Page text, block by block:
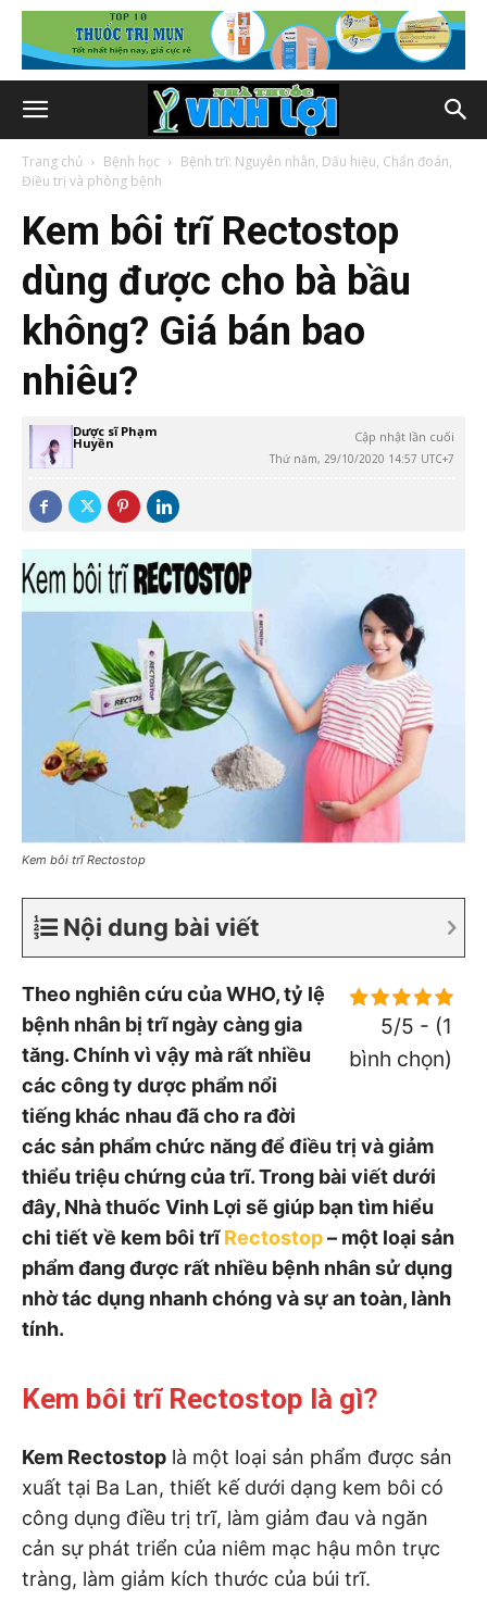
Trang chủ Bệnh học
Bệnh trĩ: Nguyên nhân, Dấu hiệu, Chẩn đoán,
Điều trị và phòng bệnh
Kem bôi trĩ Rectostop
dùng được cho bà bầu
không? Giá bán bao
nhiêu?
Dược sĩ Phạm
Huyền Cập nhật lần cuối
Thứ năm, 29/10/2020 14:57 UTC+7
Kem bôi trĩ Rectostop
Nội dung bài viết
5/5 - (1
bình chọn)
Theo nghiên cứu của WHO, tỷ lệ
bệnh nhân bị trĩ ngày càng gia
tăng. Chính vì vậy mà rất nhiều
các công ty dược phẩm nổi
tiếng khác nhau đã cho ra đời
các sản phẩm chức năng để điều trị và giảm
thiểu triệu chứng của trĩ. Trong bài viết dưới
đây, Nhà thuốc Vinh Lợi sẽ giúp bạn tìm hiểu
chi tiết về kem bôi trĩRectostop– một loại sản
phẩm đang được rất nhiều bệnh nhân sử dụng
nhờ tác dụng nhanh chóng và sự an toàn, lành
tính.
Kem bôi trĩ Rectostop là gì?
Kem Rectostop là một loại sản phẩm được sản
xuất tại Ba Lan, thiết kế dưới dạng kem bôi có
công dụng điều trị trĩ, làm giảm đau và ngăn
cản sự phát triển của niêm mạc hậu môn trực
tràng, làm giảm kích thước của búi trĩ.